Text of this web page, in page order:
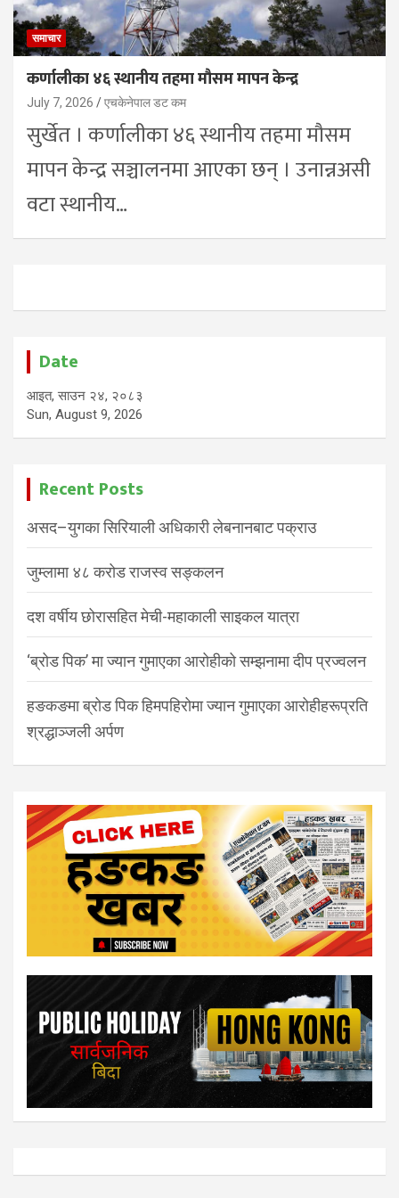
समाचार
कर्णालीका ४६ स्थानीय तहमा मौसम मापन केन्द्र
July 7, 2026 एचकेनेपाल डट कम
सुर्खेत । कर्णालीका ४६ स्थानीय तहमा मौसम
मापन केन्द्र सञ्चालनमा आएका छन् । उनान्नअसी
वटा स्थानीय…
Date
आइत, साउन २४, २०८३
Sun, August 9, 2026
Recent Posts
असद–युगका सिरियाली अधिकारी लेबनानबाट पक्राउ
जुम्लामा ४८ करोड राजस्व सङ्कलन
दश वर्षीय छोरासहित मेची-महाकाली साइकल यात्रा
‘ब्रोड पिक’ मा ज्यान गुमाएका आरोहीको सम्झनामा दीप प्रज्वलन
हङकङमा ब्रोड पिक हिमपहिरोमा ज्यान गुमाएका आरोहीहरूप्रति
श्रद्धाञ्जली अर्पण